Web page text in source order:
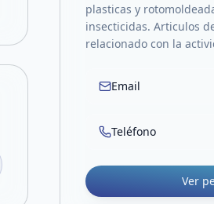
plasticas y
insecticidas. Articulos
relacionado con la
Email
Teléfono
Ver